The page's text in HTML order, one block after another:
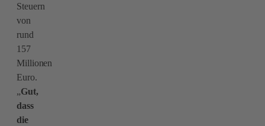
Steuern
von
rund
157
Millionen
Euro.
„Gut,
dass
die